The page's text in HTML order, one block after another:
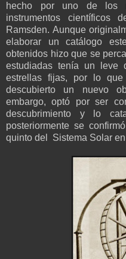
hecho por uno de los
instrumentos científicos
Ramsden. Aunque
elaborar un catálogo
obtenidos hizo que se
estudiadas tenía un leve
estrellas fijas, por lo
descubierto un nuevo
embargo, optó por ser
descubrimiento y lo
posteriormente se
quinto del Sistema Solar